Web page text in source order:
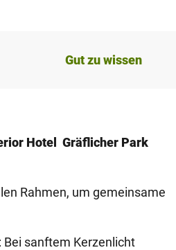
Gut zu wissen
Hotel Gräflicher Park
Rahmen, um gemeinsame
sanftem Kerzenlicht